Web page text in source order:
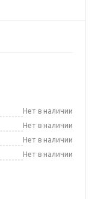
Нет в наличии
Нет в наличии
Нет в наличии
Нет в наличии